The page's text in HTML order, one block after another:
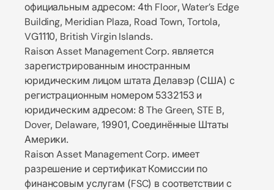
официальным адресом: 4th Floor, Water’s Edge
Building, Meridian Plaza, Road Town, Tortola,
VG1110, British Virgin Islands.
Raison Asset Management Corp. является
зарегистрированным иностранным
юридическим лицом штата Делавэр (США) с
регистрационным номером 5332153 и
юридическим адресом: 8 The Green, STE B,
Dover, Delaware, 19901, Соединённые Штаты
Америки.
Raison Asset Management Corp. имеет
разрешение и сертификат Комиссии по
финансовым услугам (FSC) в соответствии с